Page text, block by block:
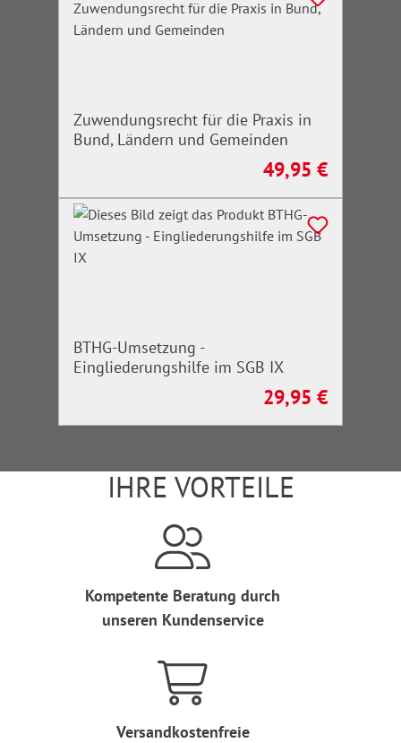
Zuwendungsrecht für die Praxis in
Bund, Ländern und Gemeinden
Regulärer Preis:
49,95 €
BTHG-Umsetzung -
Eingliederungshilfe im SGB IX
Regulärer Preis:
29,95 €
IHRE VORTEILE
Kompetente Beratung durch
unseren Kundenservice
Versandkostenfreie